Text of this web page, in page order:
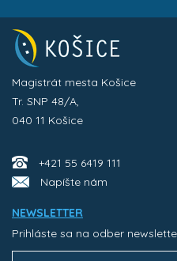
Magistrát mesta Košice
Tr. SNP 48/A,
040 11 Košice
+421 55 6419 111
Napíšte nám
NEWSLETTER
Prihláste sa na odber